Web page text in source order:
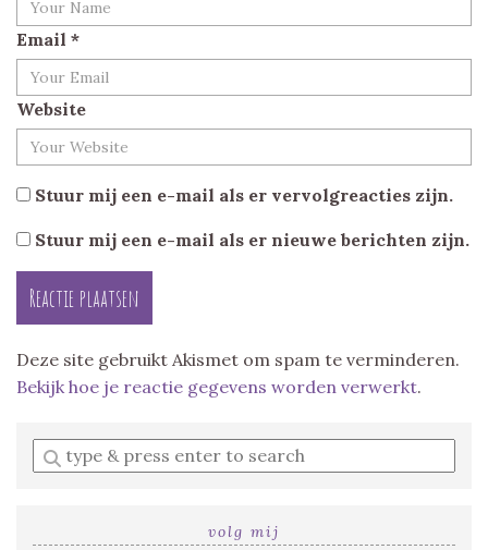
Email *
Website
Stuur mij een e-mail als er vervolgreacties zijn.
Stuur mij een e-mail als er nieuwe berichten zijn.
Deze site gebruikt Akismet om spam te verminderen.
Bekijk hoe je reactie gegevens worden verwerkt.
Enter
a
volg mij